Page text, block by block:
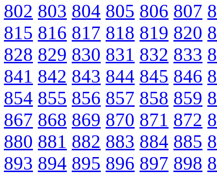
802 803 804 805 806 807
815 816 817 818 819 820
828 829 830 831 832 833
841 842 843 844 845 846
854 855 856 857 858 859
867 868 869 870 871 872
880 881 882 883 884 885
893 894 895 896 897 898